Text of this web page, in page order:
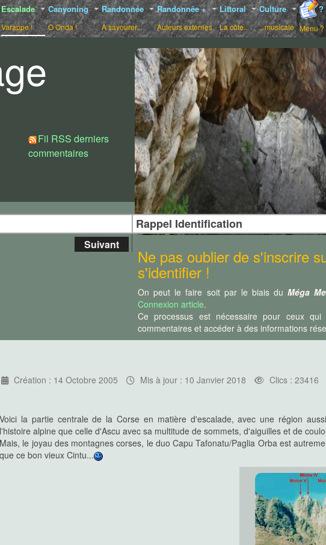
Escalade
Varappe !
Canyoning
O Onda !
Randonnée
A savourer...
Randonnée +
Auteurs externes
Littoral
La côte...
Culture
...musicale
?
Menu ?
Fil RSS derniers
commentaires
Choix de styles :
ses voies aussi bien falaises
montagnard corse à l'écart
et pourtant, la Punta Alle Porta
la vallée du Tavignanu
que celle de la Restonica en
intéressante avec ses falaises
demande une rude marche
la plus connue et la plus
qu'en escalade ! La
assurer le spectacle durant la
Suivant
Rappel Identification
Ne pas oublier de s'inscrire
s'identifier !
On peut le faire soit par le biais duMéga
Connexion article.
Ce processus est nécessaire pour ceux
commentaires et accéder à des informations
Création : 14 Octobre 2005 Mis à jour : 10 Janvier 2018 Clics : 23416
Voici la partie centrale de la Corse en matière d'escalade, avec une région
l'histoire alpine que celle d'Ascu avec sa multitude de sommets, d'aiguilles et de
Mais, le joyau des montagnes corses, le duo Capu Tafonatu/Paglia Orba est
que ce bon vieux Cintu...